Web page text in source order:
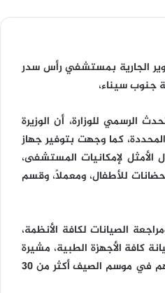
الجارية بمستشفي رأس سدر
جنوب سيناء،
الرسمي للوزارة، أن الوزيرة
كما وجهت بتوفير جهاز
لإمكانيات المستشفى،
حيث تشمل المستشفى 78 سريراً، وغرفتي عمليات، و9 ماكينات غسيل كلوي، و5 حضانات للأطفال، ومعملاً، وقسم
الصيانات لكافة الأنظمة،
كافة الأجهزة الطبية، مشيرة
إلى أن المستشفى يقع بموقع جغرافي هام وتخدم المصطافين، الذين يبلغ عددهم في موسم الصيف أكثر من 30